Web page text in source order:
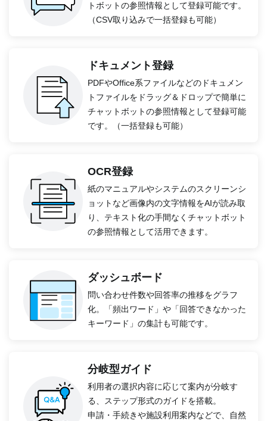
トボットの参照情報として登録可能です。
（CSV取り込みで一括登録も可能）
ドキュメント登録
PDFやOffice系ファイルなどのドキュメン
トファイルをドラッグ＆ドロップで簡単に
チャットボットの参照情報として登録可能
です。（一括登録も可能）
OCR登録
紙のマニュアルやシステムのスクリーンシ
ョットなど画像内の文字情報をAIが読み取
り、テキスト化の手間なくチャットボット
の参照情報として活用できます。
ダッシュボード
問い合わせ件数や回答率の推移をグラフ
化。「頻出ワード」や「回答できなかった
キーワード」の集計も可能です。
分岐型ガイド
利用者の選択内容に応じて案内が分岐す
る、ステップ形式のガイドを搭載。
申請・手続きや施設利用案内などで、自然